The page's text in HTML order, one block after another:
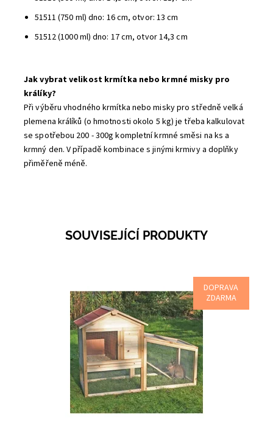
51511 (750 ml) dno: 16 cm, otvor: 13 cm
51512 (1000 ml) dno: 17 cm, otvor 14,3 cm
Jak vybrat velikost krmítka nebo krmné misky pro
králíky?
Při výběru vhodného krmítka nebo misky pro středně velká
plemena králíků (o hmotnosti okolo 5 kg) je třeba kalkulovat
se spotřebou 200 - 300g kompletní krmné směsi na ks a
krmný den. V případě kombinace s jinými krmivy a doplňky
přiměřeně méně.
SOUVISEJÍCÍ PRODUKTY
DOPRAVA
ZDARMA
Dostupnost:
Skladem 14
51103